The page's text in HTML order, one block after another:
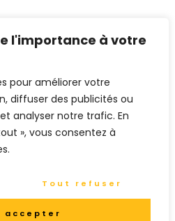
l'importance à votre
pour améliorer votre
diffuser des publicités ou
analyser notre trafic. En
», vous consentez à
Tout refuser
accepter